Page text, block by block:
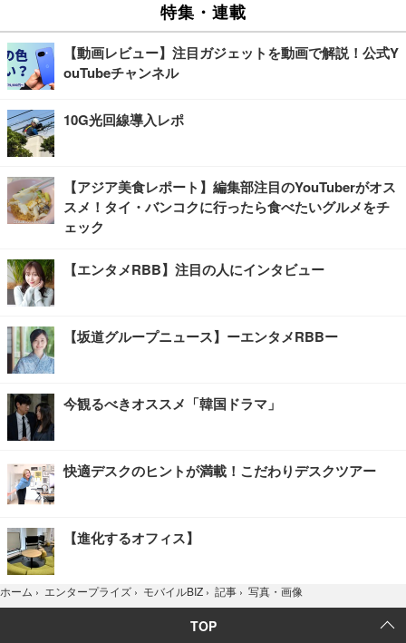
特集・連載
【動画レビュー】注目ガジェットを動画で解説！公式Y
ouTubeチャンネル
10G光回線導入レポ
【アジア美食レポート】編集部注目のYouTuberがオス
スメ！タイ・バンコクに行ったら食べたいグルメをチ
ェック
【エンタメRBB】注目の人にインタビュー
【坂道グループニュース】ーエンタメRBBー
今観るべきオススメ「韓国ドラマ」
快適デスクのヒントが満載！こだわりデスクツアー
【進化するオフィス】
ホーム › エンタープライズ › モバイルBIZ › 記事 › 写真・画像
TOP